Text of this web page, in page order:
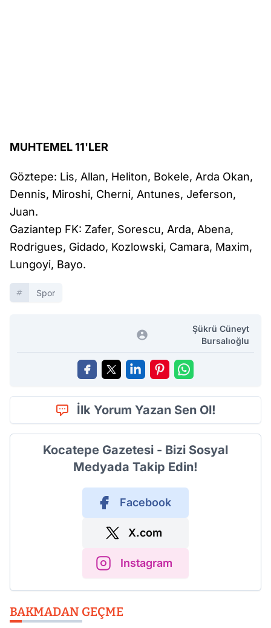
MUHTEMEL 11'LER
Göztepe: Lis, Allan, Heliton, Bokele, Arda Okan,
Dennis, Miroshi, Cherni, Antunes, Jeferson,
Juan.
Gaziantep FK: Zafer, Sorescu, Arda, Abena,
Rodrigues, Gidado, Kozlowski, Camara, Maxim,
Lungoyi, Bayo.
Spor
Şükrü Cüneyt
Bursalıoğlu
İlk Yorum Yazan Sen Ol!
Kocatepe Gazetesi - Bizi Sosyal
Medyada Takip Edin!
Facebook
X.com
Instagram
BAKMADAN GEÇME